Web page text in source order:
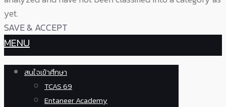
yet.
SAVE & ACCEPT
MENU
สนใจเข้าศึกษา
TCAS 69
Entaneer Academy